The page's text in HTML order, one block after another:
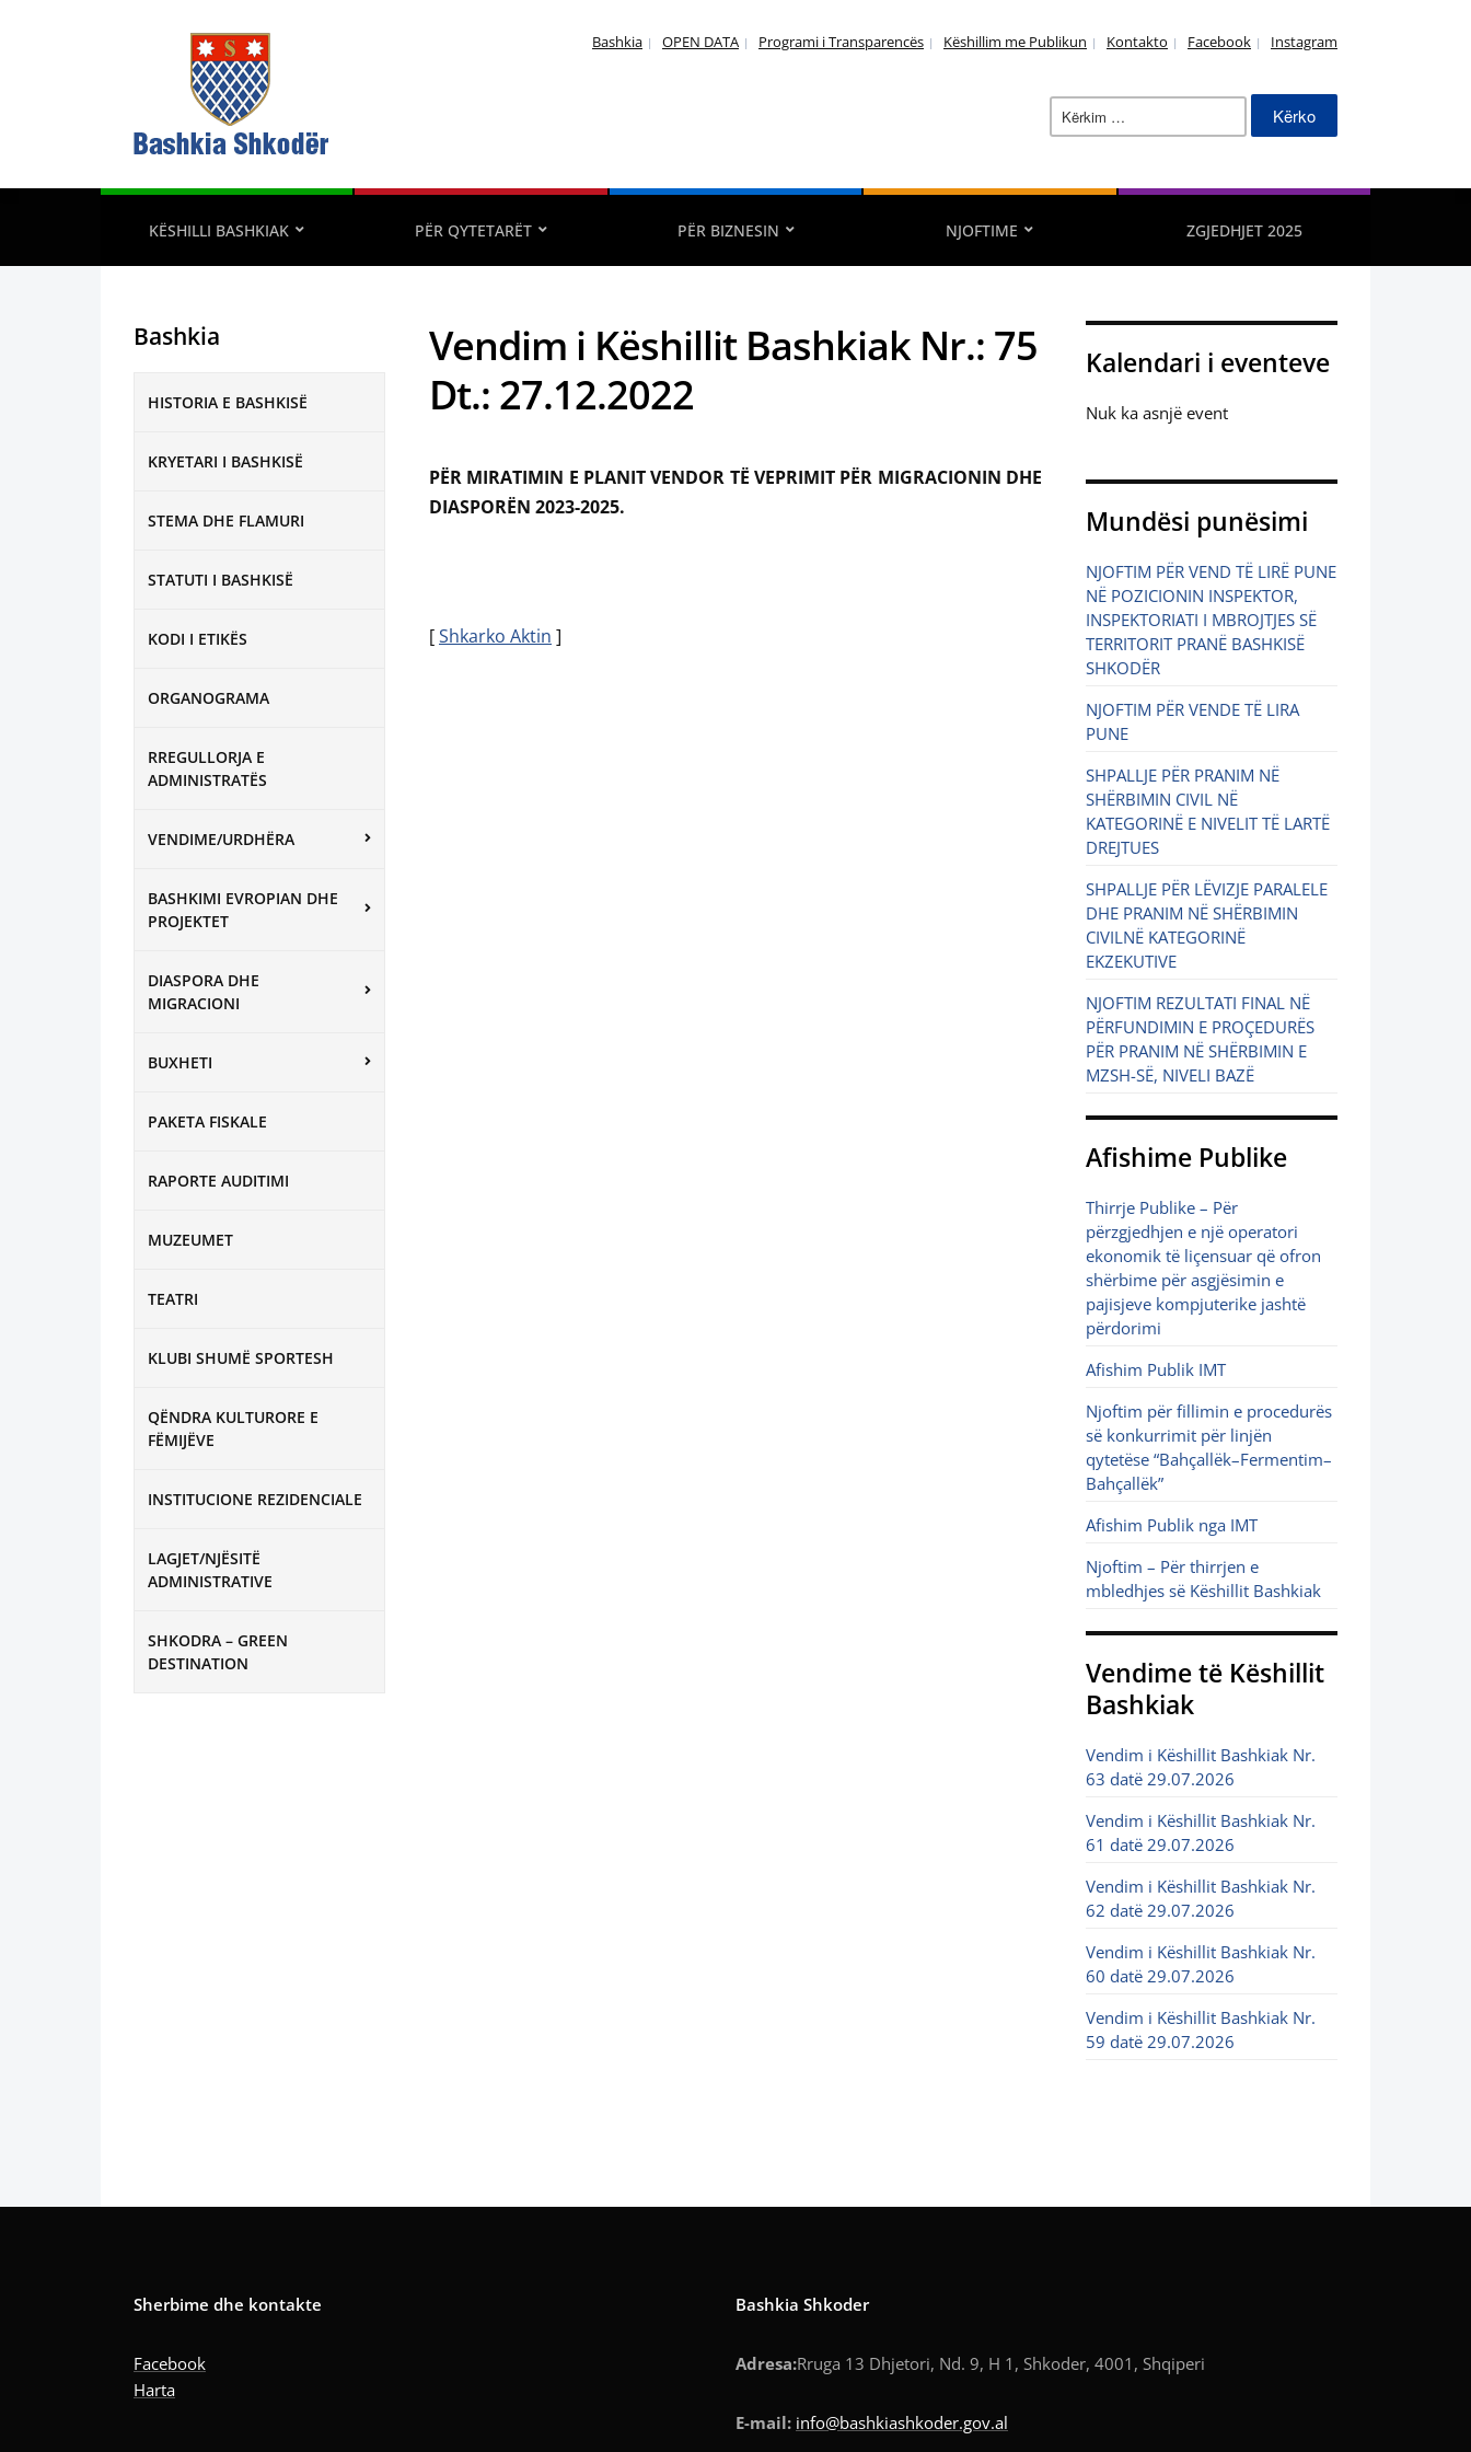
Bashkia OPEN DATA Programi i Transparencës Këshillim me Publikun Kontakto Facebook Instagram
Kërko
për:
KËSHILLI BASHKIAK PËR QYTETARËT PËR BIZNESIN NJOFTIME ZGJEDHJET 2025
Bashkia
HISTORIA E BASHKISË
KRYETARI I BASHKISË
STEMA DHE FLAMURI
STATUTI I BASHKISË
KODI I ETIKËS
ORGANOGRAMA
RREGULLORJA E
ADMINISTRATËS
VENDIME/URDHËRA
BASHKIMI EVROPIAN DHE
PROJEKTET
DIASPORA DHE
MIGRACIONI
BUXHETI
PAKETA FISKALE
RAPORTE AUDITIMI
MUZEUMET
TEATRI
KLUBI SHUMË SPORTESH
QËNDRA KULTURORE E
FËMIJËVE
INSTITUCIONE REZIDENCIALE
LAGJET/NJËSITË
ADMINISTRATIVE
SHKODRA – GREEN
DESTINATION
Vendim i Këshillit Bashkiak Nr.: 75
Dt.: 27.12.2022
PËR MIRATIMIN E PLANIT VENDOR TË VEPRIMIT PËR MIGRACIONIN DHE
DIASPORËN 2023-2025.
[Shkarko Aktin ]
Kalendari i eventeve
Nuk ka asnjë event
Mundësi punësimi
NJOFTIM PËR VEND TË LIRË PUNE
NË POZICIONIN INSPEKTOR,
INSPEKTORIATI I MBROJTJES SË
TERRITORIT PRANË BASHKISË
SHKODËR
NJOFTIM PËR VENDE TË LIRA
PUNE
SHPALLJE PËR PRANIM NË
SHËRBIMIN CIVIL NË
KATEGORINË E NIVELIT TË LARTË
DREJTUES
SHPALLJE PËR LËVIZJE PARALELE
DHE PRANIM NË SHËRBIMIN
CIVILNË KATEGORINË
EKZEKUTIVE
NJOFTIM REZULTATI FINAL NË
PËRFUNDIMIN E PROÇEDURËS
PËR PRANIM NË SHËRBIMIN E
MZSH-SË, NIVELI BAZË
Afishime Publike
Thirrje Publike – Për
përzgjedhjen e një operatori
ekonomik të liçensuar që ofron
shërbime për asgjësimin e
pajisjeve kompjuterike jashtë
përdorimi
Afishim Publik IMT
Njoftim për fillimin e procedurës
së konkurrimit për linjën
qytetëse “Bahçallëk–Fermentim–
Bahçallëk”
Afishim Publik nga IMT
Njoftim – Për thirrjen e
mbledhjes së Këshillit Bashkiak
Vendime të Këshillit
Bashkiak
Vendim i Këshillit Bashkiak Nr.
63 datë 29.07.2026
Vendim i Këshillit Bashkiak Nr.
61 datë 29.07.2026
Vendim i Këshillit Bashkiak Nr.
62 datë 29.07.2026
Vendim i Këshillit Bashkiak Nr.
60 datë 29.07.2026
Vendim i Këshillit Bashkiak Nr.
59 datë 29.07.2026
Sherbime dhe kontakte
Facebook
Harta
Bashkia Shkoder
Adresa:Rruga 13 Dhjetori, Nd. 9, H 1, Shkoder, 4001, Shqiperi
E-mail: info@bashkiashkoder.gov.al